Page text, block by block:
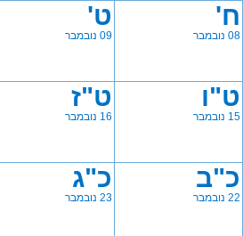
ח'
08 נובמבר
ט'
09 נובמבר
ט"ו
15 נובמבר
ט"ז
16 נובמבר
כ"ב
22 נובמבר
כ"ג
23 נובמבר